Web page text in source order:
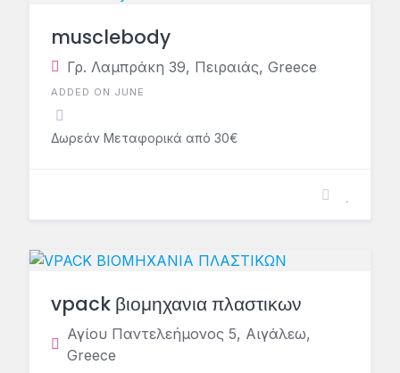
musclebody
Γρ. Λαμπράκη 39, Πειραιάς, Greece
ADDED ON JUNE
Δωρεάν Μεταφορικά από 30€
vpack βιομηχανια πλαστικων
Αγίου Παντελεήμονος 5, Αιγάλεω,
Greece